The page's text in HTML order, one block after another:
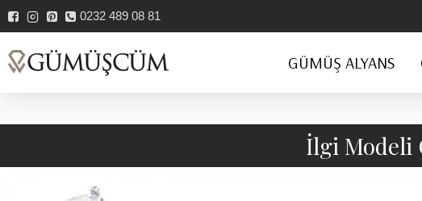
0232 489 08 81
GÜMÜŞ ALYANS
İlgi Modeli